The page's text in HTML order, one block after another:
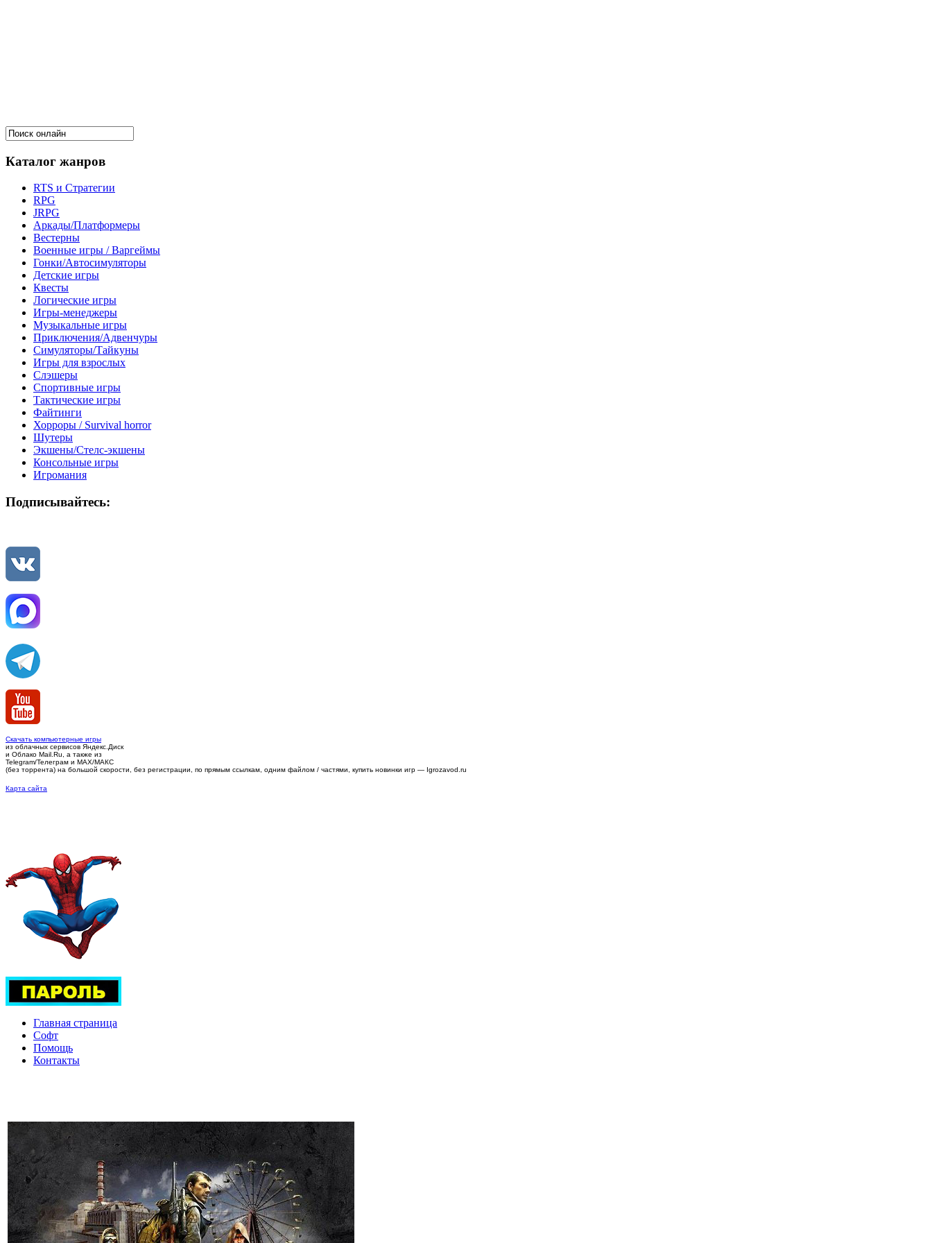
Каталог жанров
RTS и Стратегии
RPG
JRPG
Аркады/Платформеры
Вестерны
Военные игры / Варгеймы
Гонки/Автосимуляторы
Детские игры
Квесты
Логические игры
Игры-менеджеры
Музыкальные игры
Приключения/Адвенчуры
Симуляторы/Тайкуны
Игры для взрослых
Слэшеры
Спортивные игры
Тактические игры
Файтинги
Хорроры / Survival horror
Шутеры
Экшены/Стелс-экшены
Консольные игры
Игромания
Подписывайтесь:
Скачать компьютерные игры
из облачных сервисов Яндекс.Диск
и Облако Mail.Ru, а также из
Telegram/Телеграм и MAX/МАКС
(без торрента) на большой скорости, без регистрации, по прямым ссылкам, одним файлом / частями, купить новинки игр — Igrozavod.ru
Карта сайта
Главная страница
Софт
Помощь
Контакты